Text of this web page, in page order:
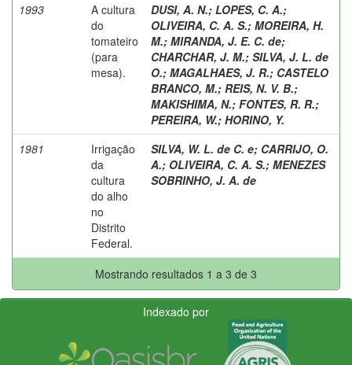
1993
A cultura
do
tomateiro
(para
mesa).
DUSI, A. N.; LOPES, C. A.;
OLIVEIRA, C. A. S.; MOREIRA, H.
M.; MIRANDA, J. E. C. de;
CHARCHAR, J. M.; SILVA, J. L. de
O.; MAGALHAES, J. R.; CASTELO
BRANCO, M.; REIS, N. V. B.;
MAKISHIMA, N.; FONTES, R. R.;
PEREIRA, W.; HORINO, Y.
1981
Irrigação
da
cultura
do alho
no
Distrito
Federal.
SILVA, W. L. de C. e; CARRIJO, O.
A.; OLIVEIRA, C. A. S.; MENEZES
SOBRINHO, J. A. de
Mostrando resultados 1 a 3 de 3
Indexado por